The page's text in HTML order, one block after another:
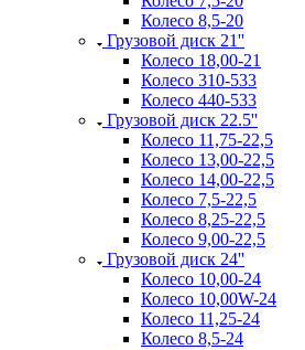
Колесо 8,5-20
Грузовой диск 21''
Колесо 18,00-21
Колесо 310-533
Колесо 440-533
Грузовой диск 22.5''
Колесо 11,75-22,5
Колесо 13,00-22,5
Колесо 14,00-22,5
Колесо 7,5-22,5
Колесо 8,25-22,5
Колесо 9,00-22,5
Грузовой диск 24''
Колесо 10,00-24
Колесо 10,00W-24
Колесо 11,25-24
Колесо 8,5-24